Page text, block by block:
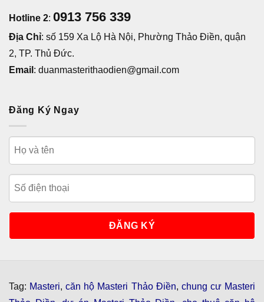
Hotline 2: 0913 756 339
Địa Chỉ: số 159 Xa Lộ Hà Nội, Phường Thảo Điền, quận
2, TP. Thủ Đức.
Email : duanmasterithaodien@gmail.com
Đăng Ký Ngay
Tag: Masteri,căn hộ Masteri Thảo Điền, chung cư Masteri